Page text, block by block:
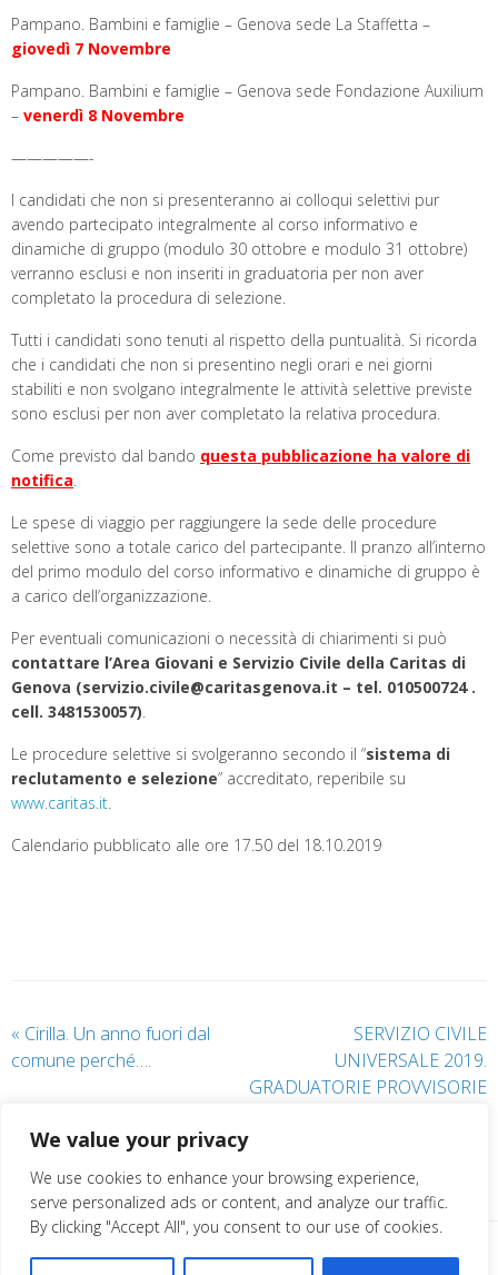
We value your privacy
We use cookies to enhance your browsing experience,
serve personalized ads or content, and analyze our traffic.
By clicking "Accept All", you consent to our use of cookies.
Pampano. Bambini e famiglie – Genova sede La Staffetta –
giovedì 7 Novembre
Pampano. Bambini e famiglie – Genova sede Fondazione Auxilium
– venerdì 8 Novembre
—————-
I candidati che non si presenteranno ai colloqui selettivi pur
avendo partecipato integralmente al corso informativo e
dinamiche di gruppo (modulo 30 ottobre e modulo 31 ottobre)
verranno esclusi e non inseriti in graduatoria per non aver
completato la procedura di selezione.
Tutti i candidati sono tenuti al rispetto della puntualità. Si ricorda
che i candidati che non si presentino negli orari e nei giorni
stabiliti e non svolgano integralmente le attività selettive previste
sono esclusi per non aver completato la relativa procedura.
Come previsto dal bando questa pubblicazione ha valore di
notifica.
Le spese di viaggio per raggiungere la sede delle procedure
selettive sono a totale carico del partecipante. Il pranzo all’interno
del primo modulo del corso informativo e dinamiche di gruppo è
a carico dell’organizzazione.
Per eventuali comunicazioni o necessità di chiarimenti si può
contattare l’Area Giovani e Servizio Civile della Caritas di
Genova (servizio.civile@caritasgenova.it – tel. 010500724 .
cell. 3481530057).
Le procedure selettive si svolgeranno secondo il “sistema di
reclutamento e selezione” accreditato, reperibile su
www.caritas.it.
Calendario pubblicato alle ore 17.50 del 18.10.2019
« Cirilla. Un anno fuori dal
comune perché….
SERVIZIO CIVILE
UNIVERSALE 2019.
GRADUATORIE PROVVISORIE